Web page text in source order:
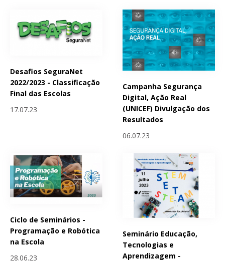
Desafios SeguraNet
2022/2023 - Classificação
Final das Escolas
17.07.23
Campanha Segurança
Digital, Ação Real
(UNICEF) Divulgação dos
Resultados
06.07.23
Ciclo de Seminários -
Programação e Robótica
na Escola
28.06.23
Seminário Educação,
Tecnologias e
Aprendizagem -